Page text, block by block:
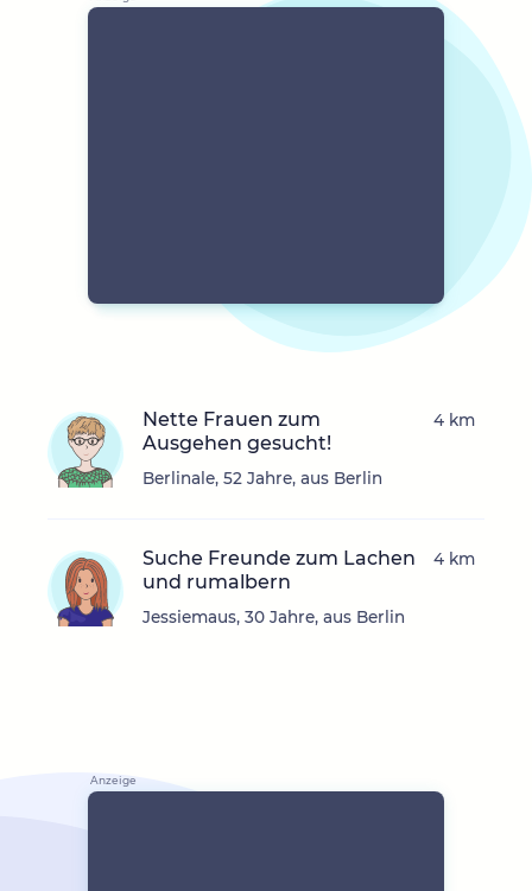
Nette Frauen zum
Ausgehen gesucht!
Berlinale, 52 Jahre, aus Berlin
4 km
Suche Freunde zum Lachen
und rumalbern
Jessiemaus, 30 Jahre, aus Berlin
4 km